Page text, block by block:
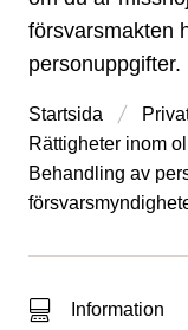
försvarsmakten
personuppgifter.
Startsida
Rättigheter inom
Behandling av
Typ av sökträff
Information